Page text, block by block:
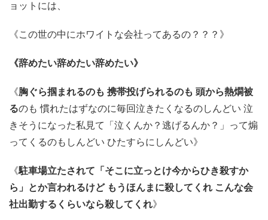
ョットには、
《この世の中にホワイトな会社ってあるの？？？》
《辞めたい辞めたい辞めたい》
《胸ぐら掴まれるのも 携帯投げられるのも 頭から熱燗被
るのも 慣れたはずなのに毎回泣きたくなるのしんどい 泣
きそうになった私見て「泣くんか？逃げるんか？」って煽
ってくるのもしんどい ひたすらにしんどい》
《駐車場立たされて「そこに立っとけ今からひき殺すか
ら」とか言われるけど もうほんまに殺してくれ こんな会
社出勤するくらいなら殺してくれ》